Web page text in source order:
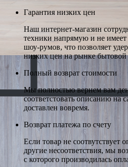
Гарантия низких цен
Наш интернет-магазин
техники напрямую и не
шоу-румов, что позволяет
низких цен на рынке бытовой
Полный возврат стоимости
Мы полностью вернем вам
соответстовать описанию на
доставлен вовремя.
Возврат платежа по счету
Если товар не соотвутствует
другие несоответствия, мы
с которого производилась